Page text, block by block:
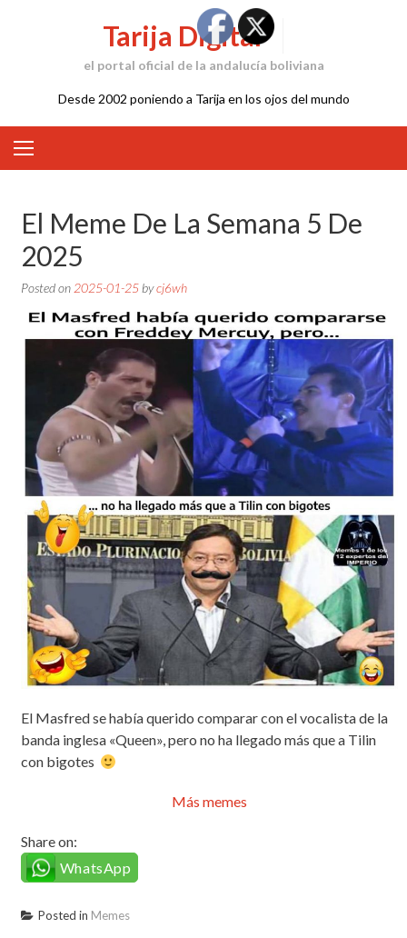
Tarija Digital
el portal oficial de la andalucía boliviana
Desde 2002 poniendo a Tarija en los ojos del mundo
El Meme De La Semana 5 De
2025
Posted on 2025-01-25bycj6wh
El Masfred se había querido comparar con el vocalista de la
banda inglesa «Queen», pero no ha llegado más que a Tilin
con bigotes
Más memes
Share on:
WhatsApp
Posted in Memes